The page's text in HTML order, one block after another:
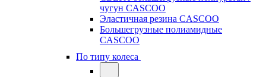
чугун CASCOO
Эластичная резина CASCOO
Большегрузные полиамидные
CASCOO
По типу колеса